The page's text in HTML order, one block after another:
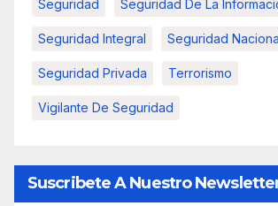
Seguridad Seguridad De La
Seguridad Integral Seguridad
Seguridad Privada Terrorismo
Vigilante De Seguridad
Suscribete A Nuestro